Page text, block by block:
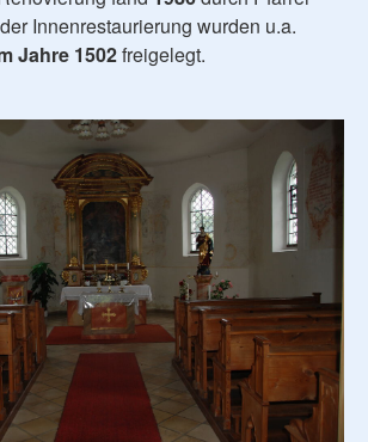
Innenrestaurierung wurden u.a.
Jahre 1502freigelegt.